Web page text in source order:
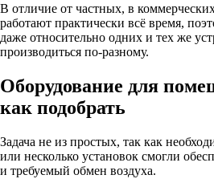
В отличие от частных, в
работают практически всё время,
даже относительно одних и тех же
производиться по-разному.
Оборудование для
как подобрать
Задача не из простых, так как
или несколько установок смогли
и требуемый обмен воздуха.